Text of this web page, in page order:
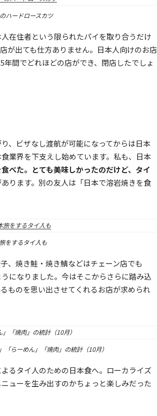
ハードロースカツ
在住者という限られたパイを取り合うだけ
が出ても仕方ありません。日本人向けのお店
間でどれほどの店ができ、閉店したでしょ
、ビザなし渡航が可能になってからは日本
業界を下支えし始めています。私も、日本
べた。とても美味しかったのだけど、タイ
ります。別の友人は「日本で溶岩焼きを食
をするタイ人も
、焼き鮭・焼き鯖などはチェーン店でも
になりました。今はそこからさらに踏み込
ものを思い出させてくれるお店が求められ
らーめん」「焼肉」の統計（10月）
るタイ人のための日本食へ。ローカライズ
ューを生み出すのかちょっと楽しみだった